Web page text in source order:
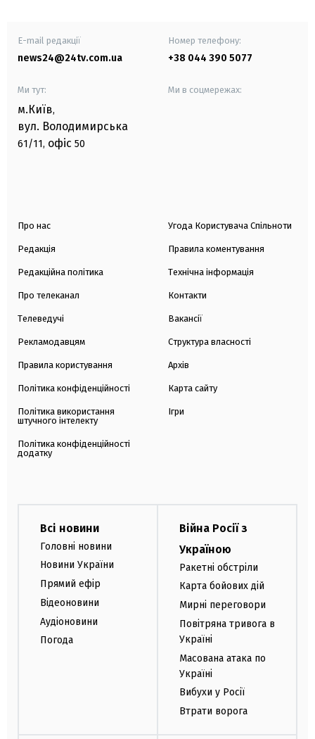
E-mail редакції
news24@24tv.com.ua
Номер телефону:
+38 044 390 5077
Ми тут:
м.Київ,
вул. Володимирська
61/11, офіс 50
Ми в соцмережах:
Про нас
Редакція
Редакційна політика
Про телеканал
Телеведучі
Рекламодавцям
Правила користування
Політика конфіденційності
Політика використання
штучного інтелекту
Політика конфіденційності
додатку
Угода Користувача Спільноти
Правила коментування
Технічна інформація
Контакти
Вакансії
Структура власності
Архів
Карта сайту
Ігри
Всі новини
Головні новини
Новини України
Прямий ефір
Відеоновини
Аудіоновини
Погода
Війна Росії з
Україною
Ракетні обстріли
Карта бойових дій
Мирні переговори
Повітряна тривога в
Україні
Масована атака по
Україні
Вибухи у Росії
Втрати ворога